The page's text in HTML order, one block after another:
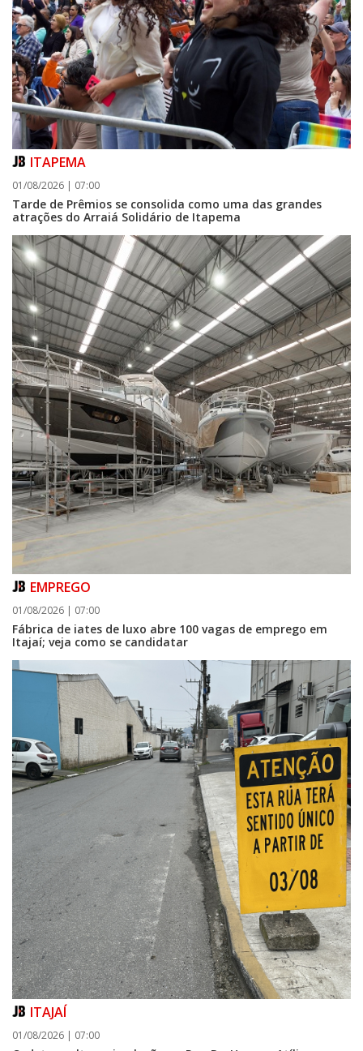
ITAPEMA
01/08/2026 | 07:00
Tarde de Prêmios se consolida como uma das grandes
atrações do Arraiá Solidário de Itapema
EMPREGO
01/08/2026 | 07:00
Fábrica de iates de luxo abre 100 vagas de emprego em
Itajaí; veja como se candidatar
ITAJAÍ
01/08/2026 | 07:00